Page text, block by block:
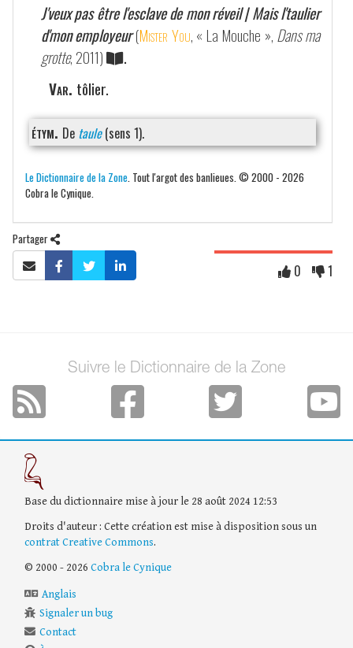
J'veux pas être l'esclave de mon réveil | Mais l'taulier
d'mon employeur(Mister You, « La Mouche », Dans ma
grotte, 2011)
.
Var. tôlier.
étym. De taule(sens 1).
Le Dictionnaire de la Zone . Tout l'argot des banlieues. © 2000 - 2026
Cobra le Cynique.
Partager
0 1
Suivre le Dictionnaire de la Zone
Base du dictionnaire mise à jour le 28 août 2024 12:53
Droits d'auteur : Cette création est mise à disposition sous un
contrat Creative Commons.
© 2000 - 2026 Cobra le Cynique
Anglais
Signaler un bug
Contact